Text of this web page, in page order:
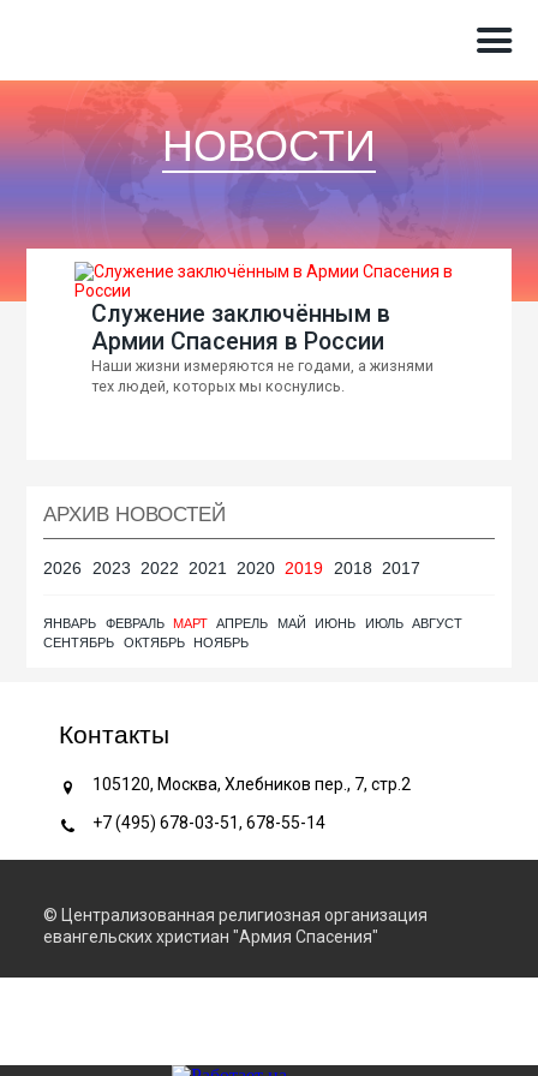
НОВОСТИ
Служение заключённым в
Армии Спасения в России
Наши жизни измеряются не годами, а жизнями
тех людей, которых мы коснулись.
АРХИВ НОВОСТЕЙ
2026 2023 2022 2021 2020 2019 2018 2017
ЯНВАРЬ ФЕВРАЛЬ МАРТ АПРЕЛЬ МАЙ ИЮНЬ ИЮЛЬ
АВГУСТ
СЕНТЯБРЬ
ОКТЯБРЬ НОЯБРЬ
Контакты
105120, Москва, Хлебников пер., 7, стр.2
+7 (495) 678-03-51, 678-55-14
© Централизованная религиозная организация
евангельских христиан "Армия Спасения"